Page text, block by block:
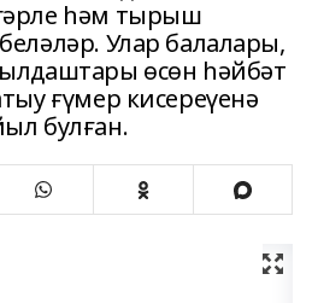
һәм тырыш
Улар балалары,
өсөн һәйбәт
ғүмер кисереүенә
булған.